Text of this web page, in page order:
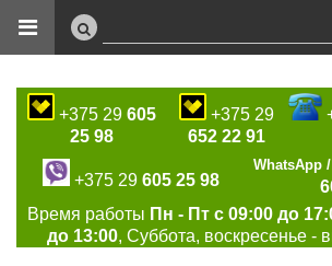
+375 29 605
25 98
+375 29
652 22 91
+375 29 605 25 98
WhatsApp
Время работы Пн - Пт с 09:00 до
до 13:00, Суббота, воскресенье -